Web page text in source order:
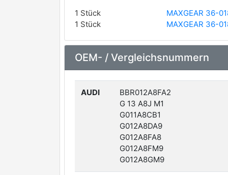
1 Stück MAXGEAR 36-
1 Stück
MAXGEAR 36-
OEM- / Vergleichsnummern
AUDI BBR012A8FA2
G 13 A8J M1
G011A8CB1
G012A8DA9
G012A8FA8
G012A8FM9
G012A8GM9